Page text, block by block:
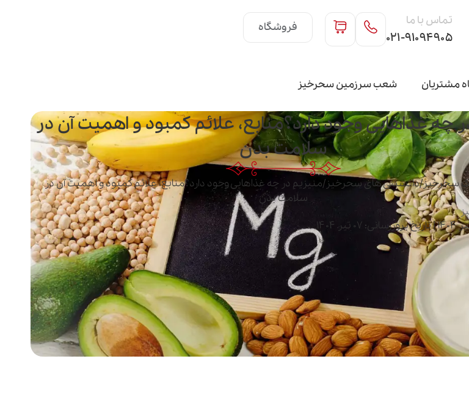
تماس با ما
۰۲۱-۹۱۰۹۴۹۰۵
فروشگاه
مشتریان شعب سرزمین سحرخیز
چه غذاهایی وجود دارد؟منابع، علائم کمبود و اهمیت آن در
سلامت بدن
سحرخیز/دانستنی های سحرخیز/منیزیم در چه غذاهایی وجود دارد؟منابع، علائم کمبود و اهمیت آن در
سلامت بدن